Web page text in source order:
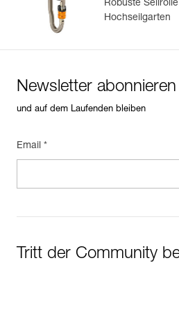
Robuste
Hochseilgarten
Newsletter abonnieren
und auf dem Laufenden bleiben
Email *
Tritt der Community